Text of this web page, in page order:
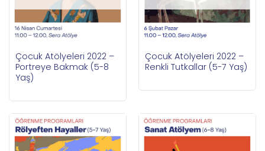
Çocuk Atölyeleri 2022 –
Portreye Bakmak (5-8
Yaş)
Çocuk Atölyeleri 2022 –
Renkli Tutkallar (5-7 Yaş)